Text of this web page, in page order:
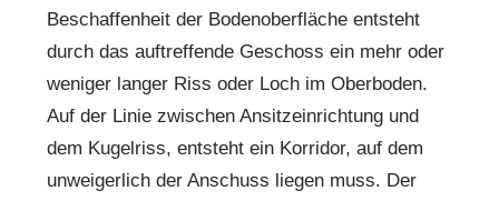
Beschaffenheit der Bodenoberfläche entsteht
durch das auftreffende Geschoss ein mehr oder
weniger langer Riss oder Loch im Oberboden.
Auf der Linie zwischen Ansitzeinrichtung und
dem Kugelriss, entsteht ein Korridor, auf dem
unweigerlich der Anschuss liegen muss. Der